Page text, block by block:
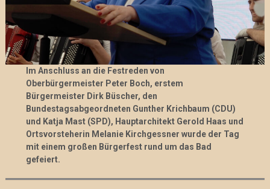
Im Anschluss an die Festreden von
Oberbürgermeister Peter Boch, erstem
Bürgermeister Dirk Büscher, den
Bundestagsabgeordneten Gunther Krichbaum (CDU)
und Katja Mast (SPD), Hauptarchitekt Gerold Haas und
Ortsvorsteherin Melanie Kirchgessner wurde der Tag
mit einem großen Bürgerfest rund um das Bad
gefeiert.